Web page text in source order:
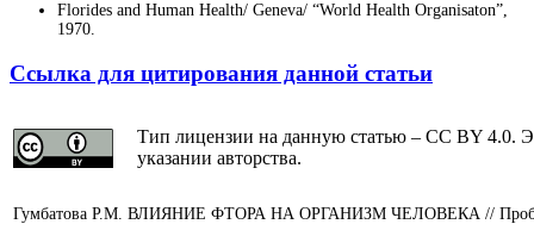
Florides and Human Health/ Geneva/ “World Health Organisaton”,
1970.
Ссылка для цитирования данной статьи
Тип лицензии на данную статью – CC BY 4.0.
указании авторства.
Гумбатова Р.М. ВЛИЯНИЕ ФТОРА НА ОРГАНИЗМ ЧЕЛОВЕКА //